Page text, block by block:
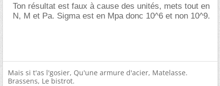
Ton résultat est faux à cause des unités, mets tout en
N, M et Pa. Sigma est en Mpa donc 10^6 et non 10^9.
Mais si t'as l'gosier, Qu'une armure d'acier, Matelasse.
Brassens, Le bistrot.